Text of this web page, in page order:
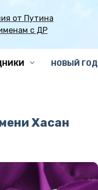
от Путина
с ДР
НОВЫЙ ГОД
Хасан